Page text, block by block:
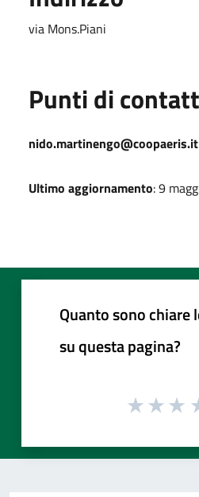
via Mons.Piani
Punti di
nido.martinengo@coopaeris.it
Ultimo aggiornamento: 9
Quanto sono
su questa pagina?